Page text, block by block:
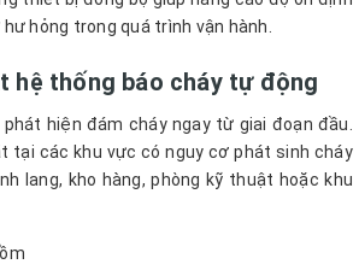
hỏng trong quá trình vận hành.
hệ thống báo cháy tự động
hiện đám cháy ngay từ giai đoạn đầu.
tại các khu vực có nguy cơ phát sinh cháy
lang, kho hàng, phòng kỹ thuật hoặc khu